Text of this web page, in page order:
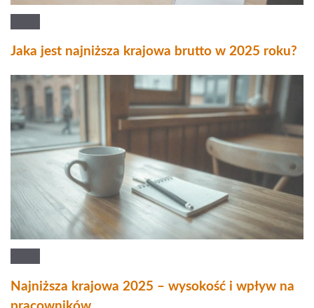
Jaka jest najniższa krajowa brutto w 2025 roku?
Najniższa krajowa 2025 – wysokość i wpływ na